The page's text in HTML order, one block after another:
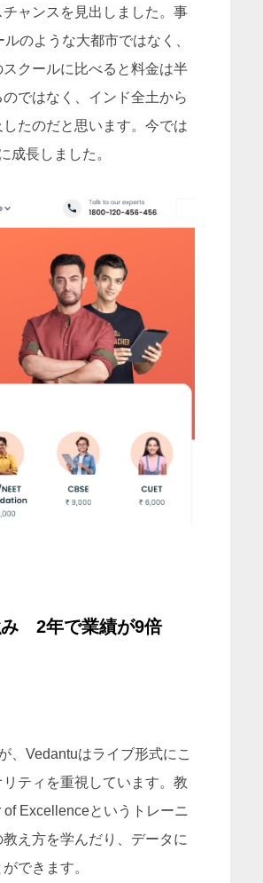
ャンスを見出しました。事
のような大都市ではなく、
クールに比べると料金は半
ではなく、インド全土から
たのだと思います。今では
成長しました。
み 2年で業績が9倍
、Vedantuはライブ形式にこ
ティを重視しています。教
Excellenceというトレーニ
え方を学んだり、データに
できます。